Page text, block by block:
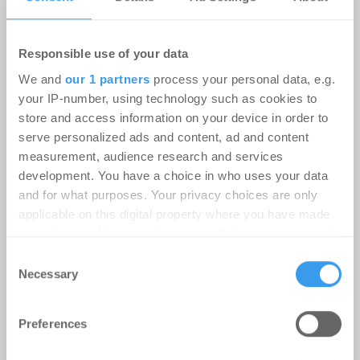
Responsible use of your data
We and our 1 partners process your personal data, e.g.
your IP-number, using technology such as cookies to
store and access information on your device in order to
serve personalized ads and content, ad and content
measurement, audience research and services
development. You have a choice in who uses your data
and for what purposes. Your privacy choices are only
applicable on this digital property where you have made
the Privacy trigger icon.
Find out more about how your personal data is processed
and set your preferences in the
Selection
Necessary
Preferences
Instone Group: Starker operativer
Cashflow in H1; geopolitische
Unternehmen
Login für den ganzen Artikel Wenn noch nicht